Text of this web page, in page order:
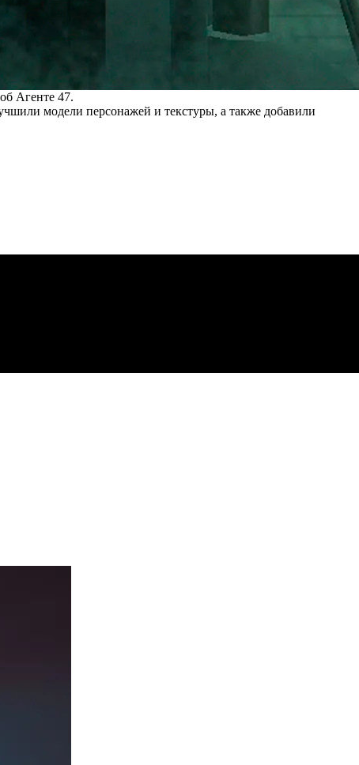
Агенте 47.
модели персонажей и текстуры, а также добавили